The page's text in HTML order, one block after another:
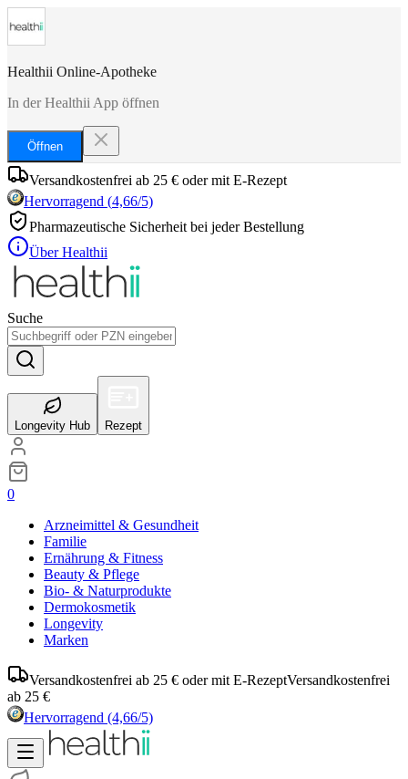
Healthii Online-Apotheke
In der Healthii App öffnen
Öffnen
Versandkostenfrei ab 25 € oder mit E-Rezept
Hervorragend (4,66/5)
Pharmazeutische Sicherheit bei jeder Bestellung
Über Healthii
Suche
Longevity Hub Rezept
0
Arzneimittel & Gesundheit
Familie
Ernährung & Fitness
Beauty & Pflege
Bio- & Naturprodukte
Dermokosmetik
Longevity
Marken
Versandkostenfrei ab 25 € oder mit E-RezeptVersandkostenfrei
ab 25 €
Hervorragend (4,66/5)